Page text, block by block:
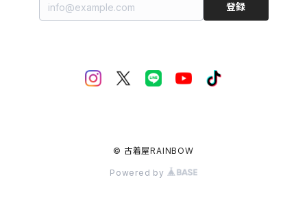
登録
© 古着屋RAINBOW
Powered by